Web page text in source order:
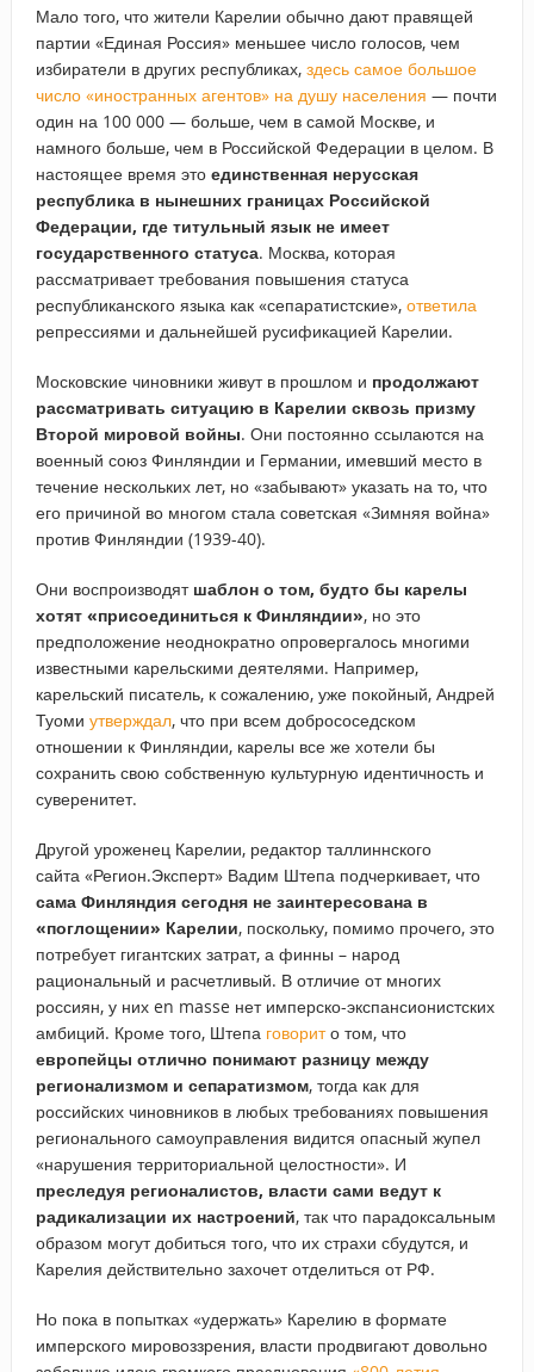
Мало того, что жители Карелии обычно дают правящей
партии «Единая Россия» меньшее число голосов, чем
избиратели в других республиках, здесь самое большое
число «иностранных агентов» на душу населения — почти
один на 100 000 — больше, чем в самой Москве, и
намного больше, чем в Российской Федерации в целом. В
настоящее время это единственная нерусская
республика в нынешних границах Российской
Федерации, где титульный язык не имеет
государственного статуса. Москва, которая
рассматривает требования повышения статуса
республиканского языка как «сепаратистские», ответила
репрессиями и дальнейшей русификацией Карелии.
Московские чиновники живут в прошлом и продолжают
рассматривать ситуацию в Карелии сквозь призму
Второй мировой войны. Они постоянно ссылаются на
военный союз Финляндии и Германии, имевший место в
течение нескольких лет, но «забывают» указать на то, что
его причиной во многом стала советская «Зимняя война»
против Финляндии (1939-40).
Они воспроизводят шаблон о том, будто бы карелы
хотят «присоединиться к Финляндии», но это
предположение неоднократно опровергалось многими
известными карельскими деятелями. Например,
карельский писатель, к сожалению, уже покойный, Андрей
Туоми утверждал, что при всем добрососедском
отношении к Финляндии, карелы все же хотели бы
сохранить свою собственную культурную идентичность и
суверенитет.
Другой уроженец Карелии, редактор таллиннского
сайта «Регион.Эксперт» Вадим Штепа подчеркивает, что
сама Финляндия сегодня не заинтересована в
«поглощении» Карелии, поскольку, помимо прочего, это
потребует гигантских затрат, а финны – народ
рациональный и расчетливый. В отличие от многих
россиян, у них en masse нет имперско-экспансионистских
амбиций. Кроме того, Штепа говорито том, что
европейцы отлично понимают разницу между
регионализмом и сепаратизмом, тогда как для
российских чиновников в любых требованиях повышения
регионального самоуправления видится опасный жупел
«нарушения территориальной целостности». И
преследуя регионалистов, власти сами ведут к
радикализации их настроений, так что парадоксальным
образом могут добиться того, что их страхи сбудутся, и
Карелия действительно захочет отделиться от РФ.
Но пока в попытках «удержать» Карелию в формате
имперского мировоззрения, власти продвигают довольно